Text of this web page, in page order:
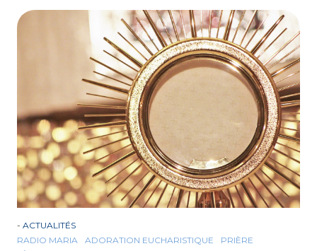
- ACTUALITÉS
RADIO MARIA
ADORATION EUCHARISTIQUE
PRIÈRE